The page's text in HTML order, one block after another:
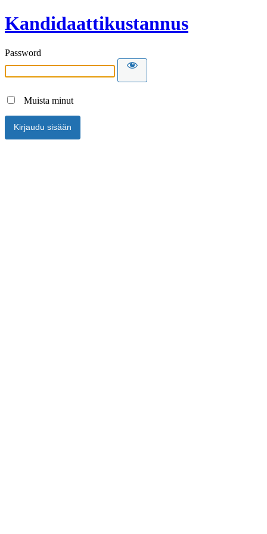
Kandidaattikustannus
Password
Muista minut